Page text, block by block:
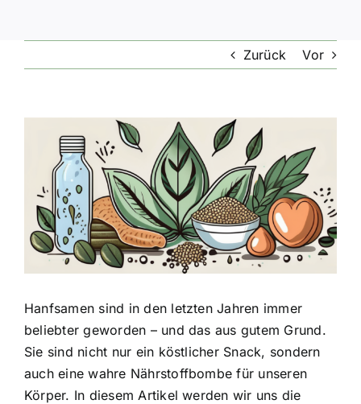
Zurück Vor
grösseres
Hanfsamen sind in den letzten Jahren immer
beliebter geworden – und das aus gutem Grund.
Sie sind nicht nur ein köstlicher Snack, sondern
auch eine wahre Nährstoffbombe für unseren
Körper. In diesem Artikel werden wir uns die